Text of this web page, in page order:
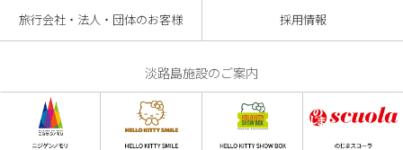
旅行会社・法人・団体のお客様 採用情報
淡路島施設のご案内